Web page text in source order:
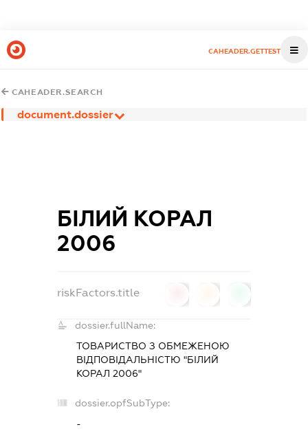
CAHEADER.GETTEST
CAHEADER.SEARCH
document.dossier
БІЛИЙ КОРАЛ
2006
riskFactors.title
dossier.fullName:
ТОВАРИСТВО З ОБМЕЖЕНОЮ
ВІДПОВІДАЛЬНІСТЮ "БІЛИЙ
КОРАЛ 2006"
dossier.opfSubType:
-